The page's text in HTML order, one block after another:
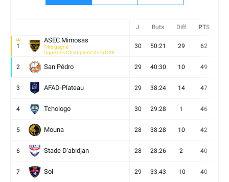
J Buts Diff PTS
1
ASEC Mimosas
Titre gagné
Ligue des Champions de la CAF
30 50:21 29 62
2 San Pédro 29 40:30 10 49
3 AFAD-Plateau 29 38:24 14 47
4 Tchologo 30 29:28 1 46
5 Mouna 28 38:28 10 42
6 Stade D'abidjan 28 28:26 2 40
7 Sol 29 33:43 -10 40